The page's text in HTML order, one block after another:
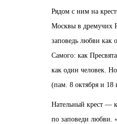
Рядом с ним на
Москвы в дремучих
заповедь любви как
Самого: как
как один человек.
(пам. 8 октября и 18
Нательный крест —
по заповеди любви.